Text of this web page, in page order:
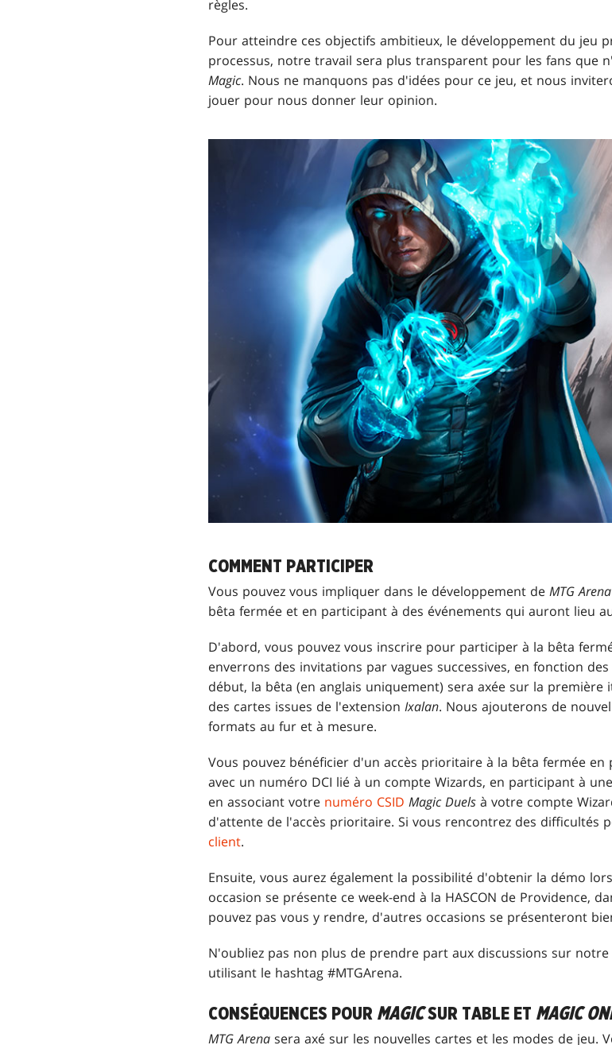
règles.
Pour atteindre ces objectifs ambitieux, le développement du jeu
processus, notre travail sera plus transparent pour les fans que
Magic. Nous ne manquons pas d'idées pour ce jeu, et nous
jouer pour nous donner leur opinion.
COMMENT PARTICIPER
Vous pouvez vous impliquer dans le développement de MTG Arena
bêta fermée et en participant à des événements qui auront lieu
D'abord, vous pouvez vous inscrire pour participer à la bêta
enverrons des invitations par vagues successives, en fonction
début, la bêta (en anglais uniquement) sera axée sur la
des cartes issues de l'extension Ixalan. Nous ajouterons de
formats au fur et à mesure.
Vous pouvez bénéficier d'un accès prioritaire à la bêta fermée
avec un numéro DCI lié à un compte Wizards, en participant à
en associant votre numéro CSID Magic Duels à votre compte
d'attente de l'accès prioritaire. Si vous rencontrez des difficultés
client.
Ensuite, vous aurez également la possibilité d'obtenir la démo
occasion se présente ce week-end à la HASCON de Providence,
pouvez pas vous y rendre, d'autres occasions se présenteront
N'oubliez pas non plus de prendre part aux discussions sur
utilisant le hashtag #MTGArena.
CONSÉQUENCES POUR MAGICSUR TABLE ET MAGIC
MTG Arena sera axé sur les nouvelles cartes et les modes de jeu.